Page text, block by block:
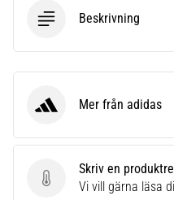
beröring.
spelare
alla
artiklar
Beskrivning
Skriv en
Skriv en
Vi vill gärna läsa
adidas Mer från adidas